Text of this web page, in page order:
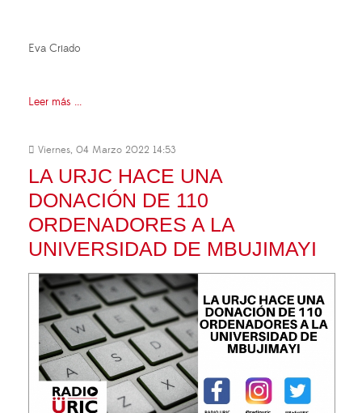
Eva Criado
Leer más ...
Viernes, 04 Marzo 2022 14:53
LA URJC HACE UNA
DONACIÓN DE 110
ORDENADORES A LA
UNIVERSIDAD DE MBUJIMAYI